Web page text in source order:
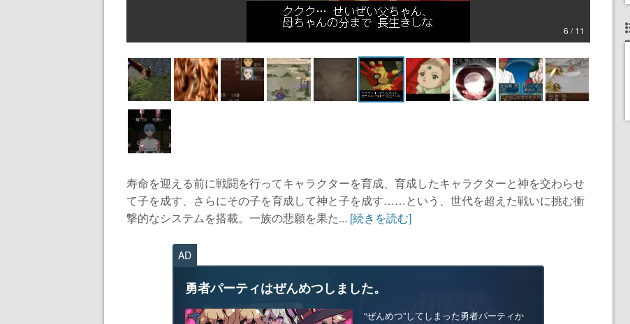
6 / 11
寿命を迎える前に戦闘を行ってキャラクターを育成、育成したキャラクターと神を交わらせ
て子を成す、さらにその子を育成して神と子を成す……という、世代を超えた戦いに挑む衝
撃的なシステムを搭載。一族の悲願を果た... [続きを読む]
AD
勇者パーティはぜんめつしました。
“ぜんめつ”してしまった勇者パーティか